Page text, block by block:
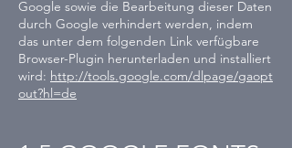
Google sowie die Bearbeitung dieser Daten
durch Google verhindert werden, indem
das unter dem folgenden Link verfügbare
Browser-Plugin herunterladen und installiert
wird: http://tools.google.com/dlpage/gaopt
out?hl=de